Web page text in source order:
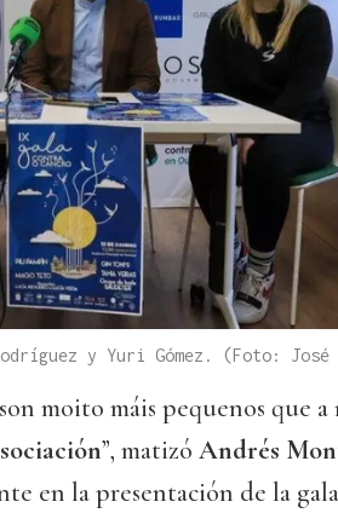
y Yuri Gómez. (Foto: José
moito máis pequenos que a
”, matizó Andrés
en la presentación de la